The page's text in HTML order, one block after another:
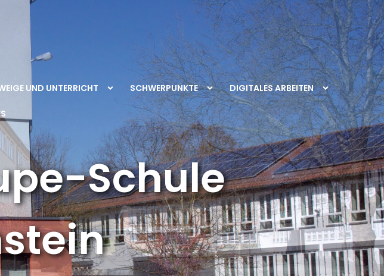
UND UNTERRICHT SCHWERPUNKTE DIGITALES ARBEITEN
Schule